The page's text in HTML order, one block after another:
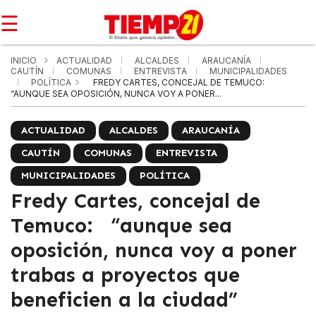
☰
INICIO ACTUALIDAD ALCALDES
ARAUCANÍA
CAUTÍN
COMUNAS ENTREVISTA
MUNICIPALIDADES
POLÍTICA
FREDY CARTES, CONCEJAL DE TEMUCO:
“AUNQUE SEA OPOSICIÓN, NUNCA VOY A PONER...
ACTUALIDAD ALCALDES
ARAUCANÍA
CAUTÍN
COMUNAS
ENTREVISTA
MUNICIPALIDADES
POLÍTICA
Fredy Cartes, concejal de
Temuco: “aunque sea
oposición, nunca voy a poner
trabas a proyectos que
beneficien a la ciudad”